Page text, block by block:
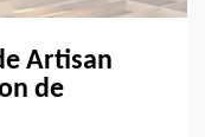
Artisan
de